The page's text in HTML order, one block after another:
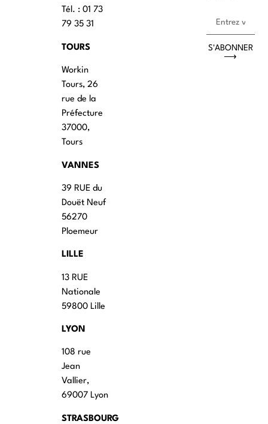
Tél. : 01 73
79 35 31
TOURS
Workin
Tours, 26
rue de la
Préfecture
37000,
Tours
VANNES
39 RUE du
Douët Neuf
56270
Ploemeur
LILLE
13 RUE
Nationale
59800 Lille
LYON
108 rue
Jean
Vallier,
69007 Lyon
STRASBOURG
S'ABONNER
⟶